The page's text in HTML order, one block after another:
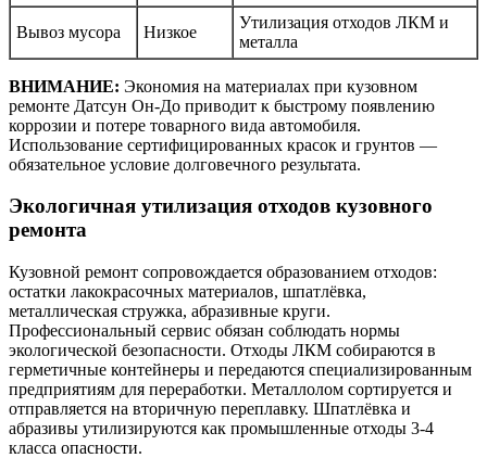
Вывоз мусора Низкое
Утилизация отходов ЛКМ и
металла
ВНИМАНИЕ: Экономия на материалах при кузовном
ремонте Датсун Он-До приводит к быстрому появлению
коррозии и потере товарного вида автомобиля.
Использование сертифицированных красок и грунтов —
обязательное условие долговечного результата.
Экологичная утилизация отходов кузовного
ремонта
Кузовной ремонт сопровождается образованием отходов:
остатки лакокрасочных материалов, шпатлёвка,
металлическая стружка, абразивные круги.
Профессиональный сервис обязан соблюдать нормы
экологической безопасности. Отходы ЛКМ собираются в
герметичные контейнеры и передаются специализированным
предприятиям для переработки. Металлолом сортируется и
отправляется на вторичную переплавку. Шпатлёвка и
абразивы утилизируются как промышленные отходы 3-4
класса опасности.